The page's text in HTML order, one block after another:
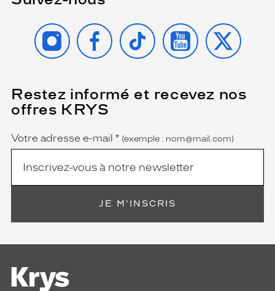
INSTAGRAMFACEBOOK
TIKTOK YOUTUBE
X
Restez informé et recevez nos
offres KRYS
Name
Votre adresse e-mail *
(Ce
champ
est
(exemple : nom@mail.com)
JE M'INSCRIS